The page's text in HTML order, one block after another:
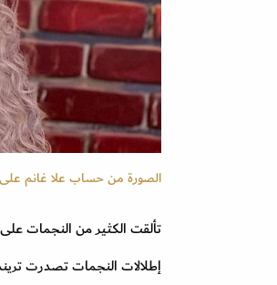
الصورة من حساب علا غانم على
تألقت الكثير من النجمات
إطلالات النجمات تصدرت